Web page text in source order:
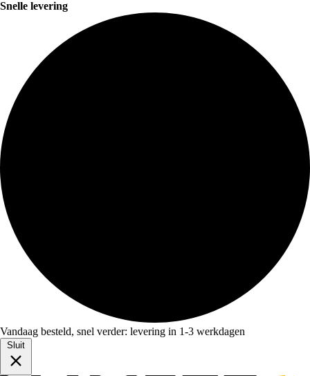
Snelle levering
Vandaag besteld, snel verder: levering in 1-3 werkdagen
Sluit